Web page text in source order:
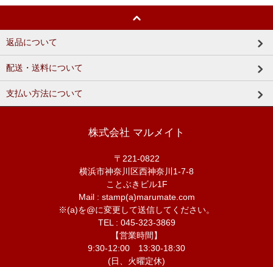
返品について
配送・送料について
支払い方法について
株式会社 マルメイト
〒221-0822
横浜市神奈川区西神奈川1-7-8
ことぶきビル1F
Mail : stamp(a)marumate.com
※(a)を@に変更して送信してください。
TEL : 045-323-3869
【営業時間】
9:30-12:00 13:30-18:30
(日、火曜定休)